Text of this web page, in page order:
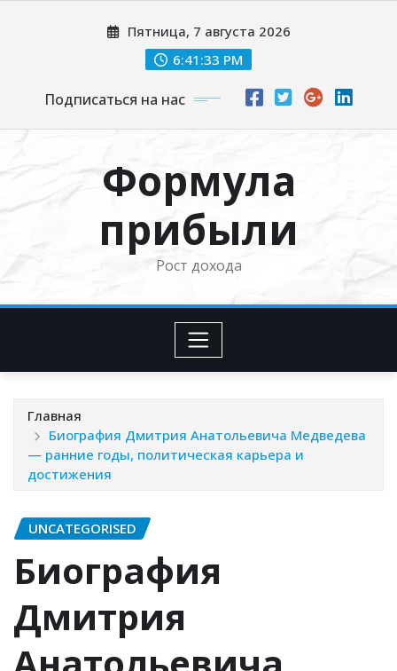
Пятница, 7 августа 2026
6:41:34 PM
Подписаться на нас
Формула
прибыли
Рост дохода
Главная
Биография Дмитрия Анатольевича Медведева
— ранние годы, политическая карьера и
достижения
UNCATEGORISED
Биография
Дмитрия